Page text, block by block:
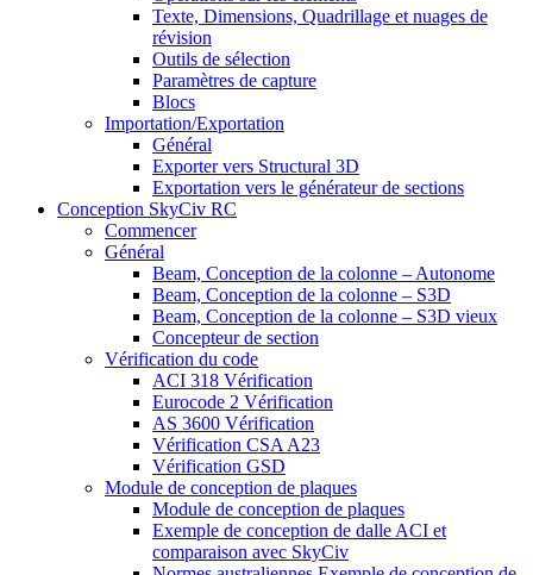
Texte, Dimensions, Quadrillage et nuages ​​de
révision
Outils de sélection
Paramètres de capture
Blocs
Importation/Exportation
Général
Exporter vers Structural 3D
Exportation vers le générateur de sections
Conception SkyCiv RC
Commencer
Général
Beam, Conception de la colonne – Autonome
Beam, Conception de la colonne – S3D
Beam, Conception de la colonne – S3D vieux
Concepteur de section
Vérification du code
ACI 318 Vérification
Eurocode 2 Vérification
AS 3600 Vérification
Vérification CSA A23
Vérification GSD
Module de conception de plaques
Module de conception de plaques
Exemple de conception de dalle ACI et
comparaison avec SkyCiv